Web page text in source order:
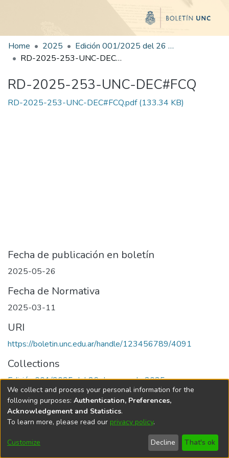
Home 2025
Edición 001/2025 del 26 de mayo de 2025
RD-2025-253-UNC-DEC#FCQ
RD-2025-253-UNC-DEC#FCQ
RD-2025-253-UNC-DEC#FCQ.pdf(133.34 KB)
Fecha de publicación en boletín
2025-05-26
Fecha de Normativa
2025-03-11
URI
https://boletin.unc.edu.ar/handle/123456789/4091
Collections
Edición 001/2025 del 26 de mayo de 2025
Universidad Nacional de Córdoba
We collect and process your personal information for the
following purposes: Authentication, Preferences,
Acknowledgement and Statistics.
To learn more, please read our privacy policy.
Customize Decline That's ok